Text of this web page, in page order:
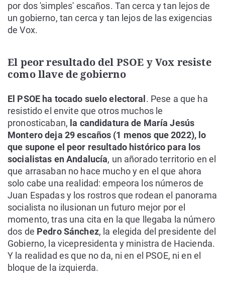
por dos 'simples' escaños. Tan cerca y tan lejos de
un gobierno, tan cerca y tan lejos de las exigencias
de Vox.
El peor resultado del PSOE y Vox resiste
como llave de gobierno
El PSOE ha tocado suelo electoral . Pese a que ha
resistido el envite que otros muchos le
pronosticaban, la candidatura de María Jesús
Montero deja 29 escaños (1 menos que 2022), lo
que supone el peor resultado histórico para los
socialistas en Andalucía, un añorado territorio en el
que arrasaban no hace mucho y en el que ahora
solo cabe una realidad: empeora los números de
Juan Espadas y los rostros que rodean el panorama
socialista no ilusionan un futuro mejor por el
momento, tras una cita en la que llegaba la número
dos de Pedro Sánchez, la elegida del presidente del
Gobierno, la vicepresidenta y ministra de Hacienda.
Y la realidad es que no da, ni en el PSOE, ni en el
bloque de la izquierda.